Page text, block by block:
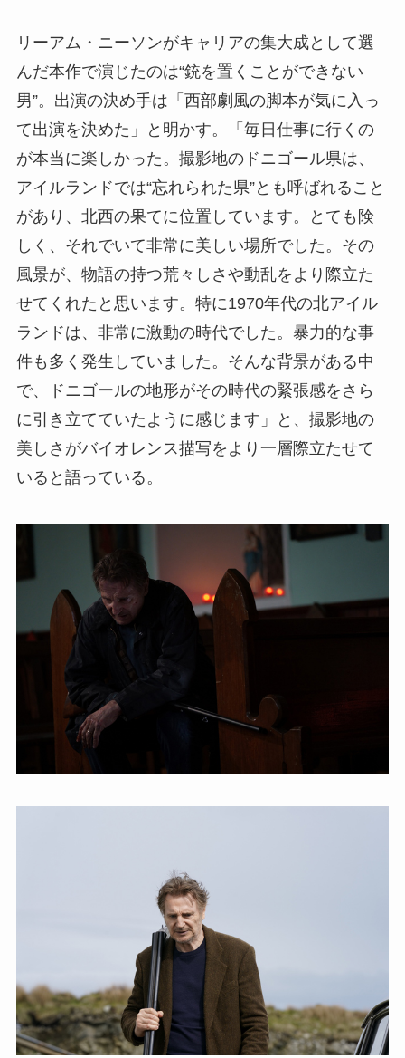
リーアム・ニーソンがキャリアの集大成として選
んだ本作で演じたのは“銃を置くことができない
男”。出演の決め手は「西部劇風の脚本が気に入っ
て出演を決めた」と明かす。「毎日仕事に行くの
が本当に楽しかった。撮影地のドニゴール県は、
アイルランドでは“忘れられた県”とも呼ばれること
があり、北西の果てに位置しています。とても険
しく、それでいて非常に美しい場所でした。その
風景が、物語の持つ荒々しさや動乱をより際立た
せてくれたと思います。特に1970年代の北アイル
ランドは、非常に激動の時代でした。暴力的な事
件も多く発生していました。そんな背景がある中
で、ドニゴールの地形がその時代の緊張感をさら
に引き立てていたように感じます」と、撮影地の
美しさがバイオレンス描写をより一層際立たせて
いると語っている。